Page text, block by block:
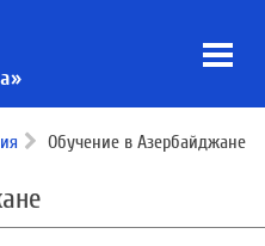
Обучение в Азербайджане